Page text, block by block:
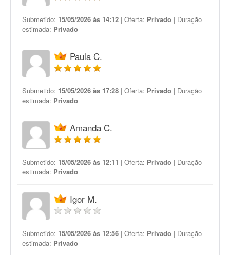
Submetido: 15/05/2026 às 14:12 | Oferta: Privado | Duração
estimada: Privado
Paula C.
Submetido: 15/05/2026 às 17:28 | Oferta: Privado | Duração
estimada: Privado
Amanda C.
Submetido: 15/05/2026 às 12:11 | Oferta: Privado | Duração
estimada: Privado
Igor M.
Submetido: 15/05/2026 às 12:56 | Oferta: Privado | Duração
estimada: Privado